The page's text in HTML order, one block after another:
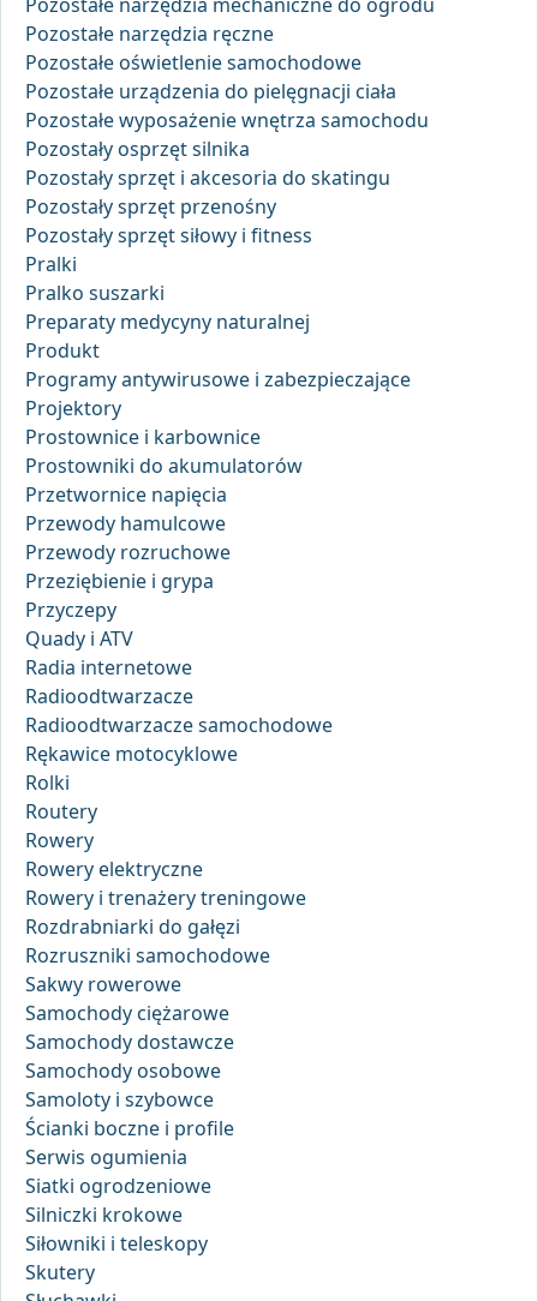
Pozostałe narzędzia ręczne
Pozostałe oświetlenie samochodowe
Pozostałe urządzenia do pielęgnacji ciała
Pozostałe wyposażenie wnętrza samochodu
Pozostały osprzęt silnika
Pozostały sprzęt i akcesoria do skatingu
Pozostały sprzęt przenośny
Pozostały sprzęt siłowy i fitness
Pralki
Pralko suszarki
Preparaty medycyny naturalnej
Produkt
Programy antywirusowe i zabezpieczające
Projektory
Prostownice i karbownice
Prostowniki do akumulatorów
Przetwornice napięcia
Przewody hamulcowe
Przewody rozruchowe
Przeziębienie i grypa
Przyczepy
Quady i ATV
Radia internetowe
Radioodtwarzacze
Radioodtwarzacze samochodowe
Rękawice motocyklowe
Rolki
Routery
Rowery
Rowery elektryczne
Rowery i trenażery treningowe
Rozdrabniarki do gałęzi
Rozruszniki samochodowe
Sakwy rowerowe
Samochody ciężarowe
Samochody dostawcze
Samochody osobowe
Samoloty i szybowce
Ścianki boczne i profile
Serwis ogumienia
Siatki ogrodzeniowe
Silniczki krokowe
Siłowniki i teleskopy
Skutery